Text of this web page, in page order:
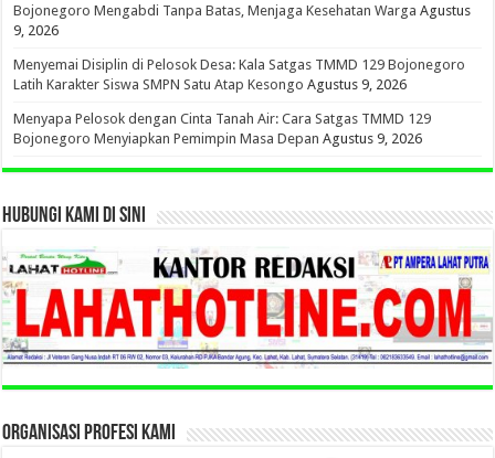
Bojonegoro Mengabdi Tanpa Batas, Menjaga Kesehatan Warga Agustus
9, 2026
Menyemai Disiplin di Pelosok Desa: Kala Satgas TMMD 129 Bojonegoro
Latih Karakter Siswa SMPN Satu Atap Kesongo Agustus 9, 2026
Menyapa Pelosok dengan Cinta Tanah Air: Cara Satgas TMMD 129
Bojonegoro Menyiapkan Pemimpin Masa Depan Agustus 9, 2026
HUBUNGI KAMI DI SINI
ORGANISASI PROFESI KAMI